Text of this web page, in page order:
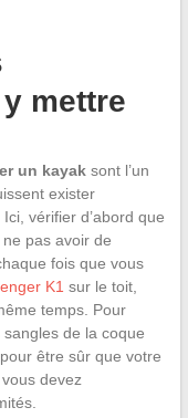
mettre
un kayaksont l’un
exister
vérifier d’abord que
pas avoir de
fois que vous
K1 sur le toit,
temps. Pour
sangles de la coque
être sûr que votre
devez